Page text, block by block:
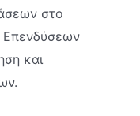
στο
Επενδύσεων
και